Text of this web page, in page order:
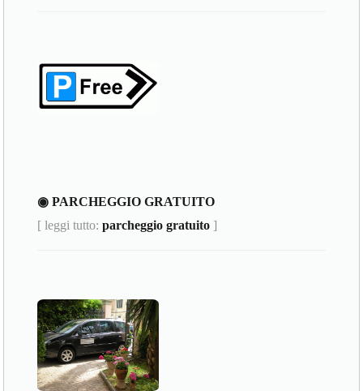
◉ PARCHEGGIO GRATUITO
[ leggi tutto:parcheggio gratuito ]